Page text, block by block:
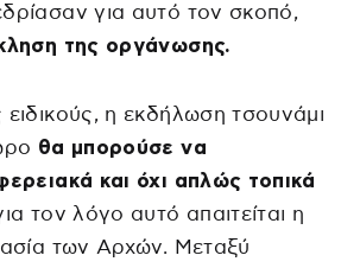
για αυτό τον σκοπό,
της οργάνωσης.
η εκδήλωση τσουνάμι
θα μπορούσε να
και όχι απλώς τοπικά
τον λόγο αυτό απαιτείται η
των Αρχών. Μεταξύ